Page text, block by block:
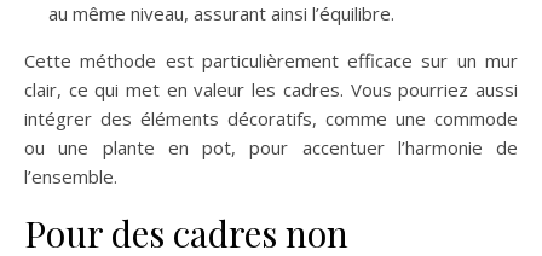
au même niveau, assurant ainsi l’équilibre.
Cette méthode est particulièrement efficace sur un mur
clair, ce qui met en valeur les cadres. Vous pourriez aussi
intégrer des éléments décoratifs, comme une commode
ou une plante en pot, pour accentuer l’harmonie de
l’ensemble.
Pour des cadres non